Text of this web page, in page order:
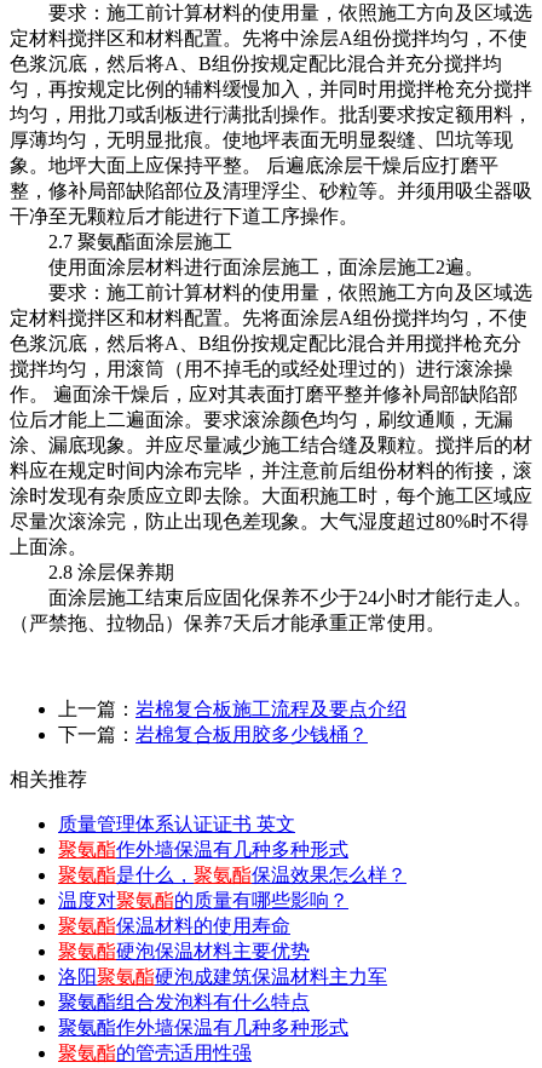
要求：施工前计算材料的使用量，依照施工方向及区域选
定材料搅拌区和材料配置。先将中涂层A组份搅拌均匀，不使
色浆沉底，然后将A、B组份按规定配比混合并充分搅拌均
匀，再按规定比例的辅料缓慢加入，并同时用搅拌枪充分搅拌
均匀，用批刀或刮板进行满批刮操作。批刮要求按定额用料，
厚薄均匀，无明显批痕。使地坪表面无明显裂缝、凹坑等现
象。地坪大面上应保持平整。
后遍底涂层干燥后应打磨平
整，修补局部缺陷部位及清理浮尘、砂粒等。并须用吸尘器吸
干净至无颗粒后才能进行下道工序操作。
2.7 聚氨酯面涂层施工
使用面涂层材料进行面涂层施工，面涂层施工2遍。
要求：施工前计算材料的使用量，依照施工方向及区域选
定材料搅拌区和材料配置。先将面涂层A组份搅拌均匀，不使
色浆沉底，然后将A、B组份按规定配比混合并用搅拌枪充分
搅拌均匀，用滚筒（用不掉毛的或经处理过的）进行滚涂操
作。
遍面涂干燥后，应对其表面打磨平整并修补局部缺陷部
位后才能上二遍面涂。要求滚涂颜色均匀，刷纹通顺，无漏
涂、漏底现象。并应尽量减少施工结合缝及颗粒。搅拌后的材
料应在规定时间内涂布完毕，并注意前后组份材料的衔接，滚
涂时发现有杂质应立即去除。大面积施工时，每个施工区域应
尽量次滚涂完，防止出现色差现象。大气湿度超过80%时不得
上面涂。
2.8 涂层保养期
面涂层施工结束后应固化保养不少于24小时才能行走人。
（严禁拖、拉物品）保养7天后才能承重正常使用。
上一篇： 岩棉复合板施工流程及要点介绍
下一篇： 岩棉复合板用胶多少钱桶？
相关推荐
质量管理体系认证证书 英文
聚氨酯作外墙保温有几种多种形式
聚氨酯是什么， 聚氨酯保温效果怎么样？
温度对聚氨酯的质量有哪些影响？
聚氨酯保温材料的使用寿命
聚氨酯硬泡保温材料主要优势
洛阳聚氨酯硬泡成建筑保温材料主力军
聚氨酯组合发泡料有什么特点
聚氨酯作外墙保温有几种多种形式
聚氨酯的管壳适用性强